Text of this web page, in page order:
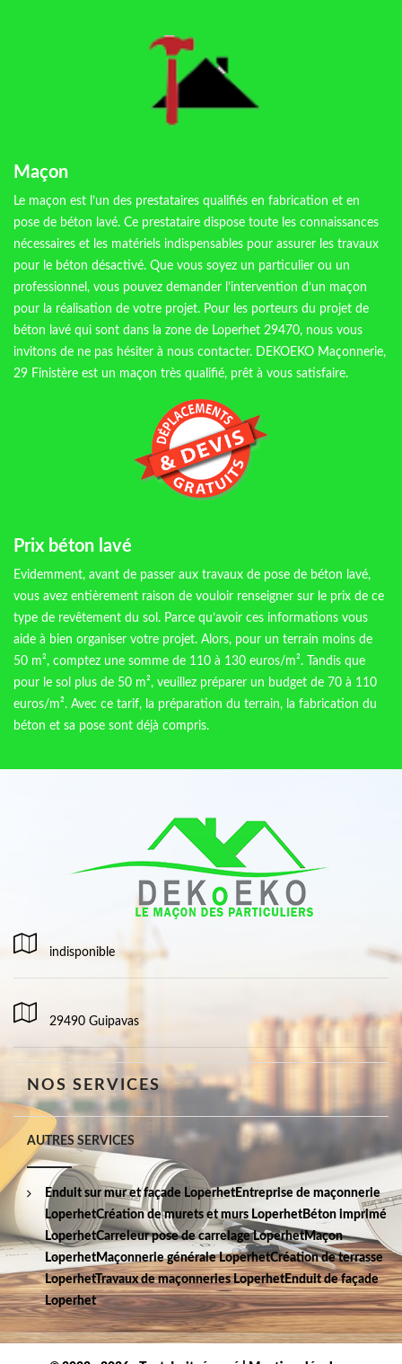
Maçon
Le maçon est l’un des prestataires qualifiés en fabrication et en
pose de béton lavé. Ce prestataire dispose toute les connaissances
nécessaires et les matériels indispensables pour assurer les travaux
pour le béton désactivé. Que vous soyez un particulier ou un
professionnel, vous pouvez demander l’intervention d’un maçon
pour la réalisation de votre projet. Pour les porteurs du projet de
béton lavé qui sont dans la zone de Loperhet 29470, nous vous
invitons de ne pas hésiter à nous contacter. DEKOEKO Maçonnerie,
29 Finistère est un maçon très qualifié, prêt à vous satisfaire.
Prix béton lavé
Evidemment, avant de passer aux travaux de pose de béton lavé,
vous avez entièrement raison de vouloir renseigner sur le prix de ce
type de revêtement du sol. Parce qu’avoir ces informations vous
aide à bien organiser votre projet. Alors, pour un terrain moins de
50 m², comptez une somme de 110 à 130 euros/m². Tandis que
pour le sol plus de 50 m², veuillez préparer un budget de 70 à 110
euros/m². Avec ce tarif, la préparation du terrain, la fabrication du
béton et sa pose sont déjà compris.
indisponible
29490 Guipavas
NOS SERVICES
AUTRES SERVICES
Enduit sur mur et façade LoperhetEntreprise de maçonnerie
LoperhetCréation de murets et murs Loperhet Béton imprimé
LoperhetCarreleur pose de carrelage LoperhetMaçon
Loperhet Maçonnerie générale LoperhetCréation de terrasse
LoperhetTravaux de maçonneries LoperhetEnduit de façade
Loperhet